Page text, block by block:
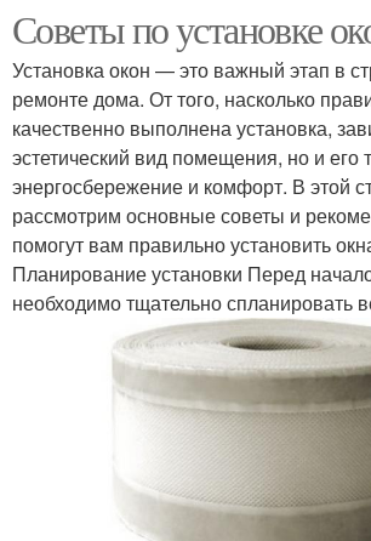
Советы по установке
Установка окон — это важный этап в
ремонте дома. От того, насколько
качественно выполнена установка,
эстетический вид помещения, но и его
энергосбережение и комфорт. В этой
рассмотрим основные советы и
помогут вам правильно установить
Планирование установки Перед
необходимо тщательно спланировать